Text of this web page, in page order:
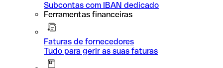
Subcontas com IBAN dedicado
Ferramentas financeiras
Faturas de fornecedores
Tudo para gerir as suas faturas